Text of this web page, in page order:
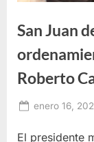
San Juan
Roberto
Posted
enero 16,
El presidente